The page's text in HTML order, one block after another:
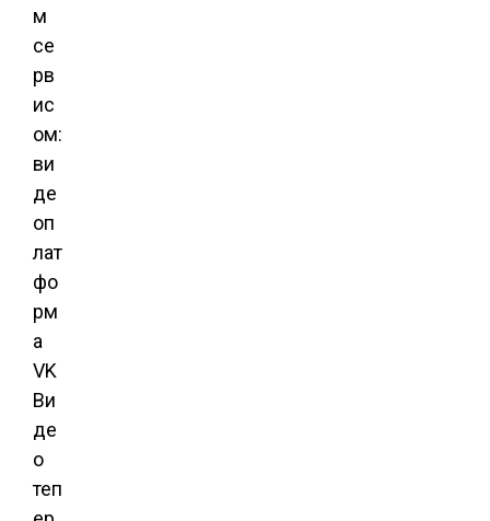
м
се
рв
ис
ом:
ви
де
оп
лат
фо
рм
а
VK
Ви
де
о
теп